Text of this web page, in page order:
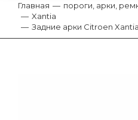
Вы здесь:
Главная пороги, арки,
Xantia
Задние арки Citroen Xantia